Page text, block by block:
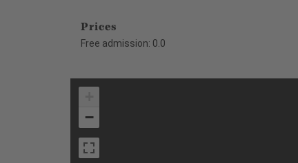
Prices
Free admission: 0.0
−